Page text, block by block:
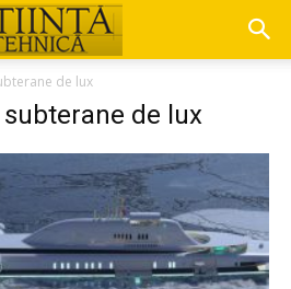
de lux
de lux